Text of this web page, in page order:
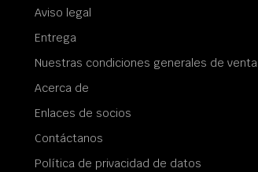
Aviso legal
Entrega
Nuestras condiciones generales de venta
Acerca de
Enlaces de socios
Contáctanos
Política de privacidad de datos